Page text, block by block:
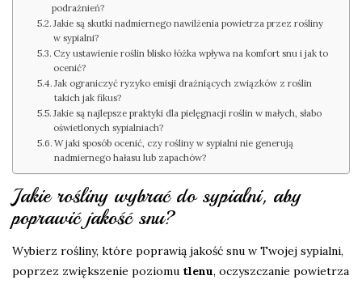
podrażnień?
Jakie są skutki nadmiernego nawilżenia powietrza przez rośliny
w sypialni?
Czy ustawienie roślin blisko łóżka wpływa na komfort snu i jak to
ocenić?
Jak ograniczyć ryzyko emisji drażniących związków z roślin
takich jak fikus?
Jakie są najlepsze praktyki dla pielęgnacji roślin w małych, słabo
oświetlonych sypialniach?
W jaki sposób ocenić, czy rośliny w sypialni nie generują
nadmiernego hałasu lub zapachów?
Jakie rośliny wybrać do sypialni, aby
poprawić jakość snu?
Wybierz rośliny, które poprawią jakość snu w Twojej sypialni,
poprzez zwiększenie poziomu tlenu, oczyszczanie powietrza